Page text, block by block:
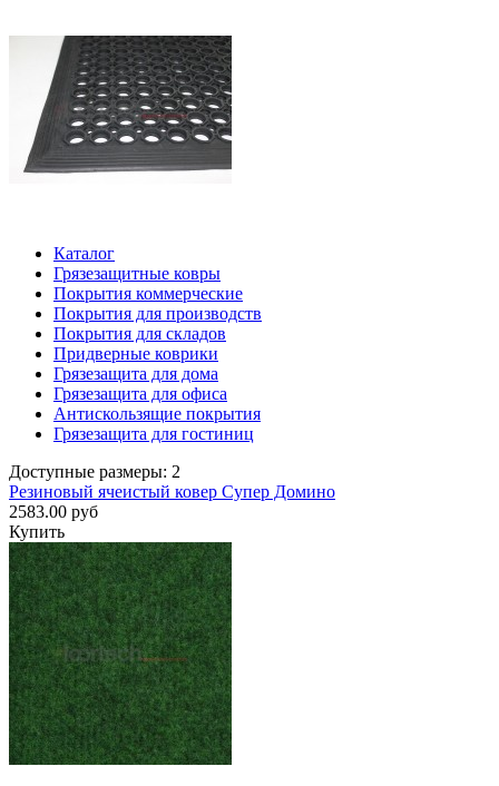
Каталог
Грязезащитные ковры
Покрытия коммерческие
Покрытия для производств
Покрытия для складов
Придверные коврики
Грязезащита для дома
Грязезащита для офиса
Антискользящие покрытия
Грязезащита для гостиниц
Доступные размеры: 2
Резиновый ячеистый ковер Супер Домино
2583.00 руб
Купить